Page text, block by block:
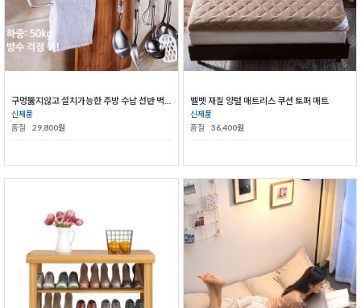
신제품
품절
29,800원
벨벳 재질 양털 매트리스 쿠션 토퍼 매트
신제품
품절
36,400원